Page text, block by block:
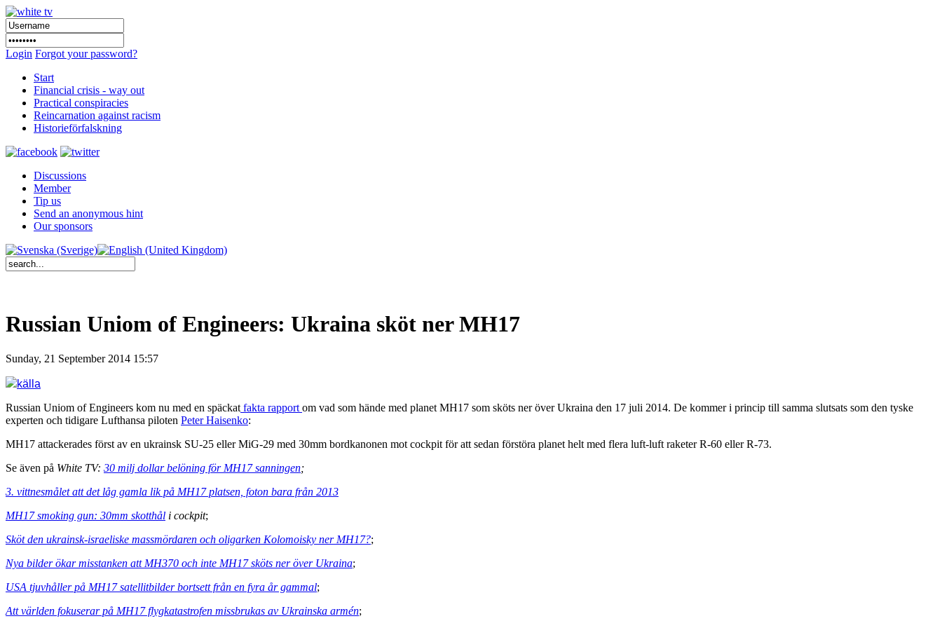
Login Forgot your password?
Start
Financial crisis - way out
Practical conspiracies
Reincarnation against racism
Historieförfalskning
Discussions
Member
Tip us
Send an anonymous hint
Our sponsors
Russian Uniom of Engineers: Ukraina sköt ner MH17
Sunday, 21 September 2014 15:57
källa
Russian Uniom of Engineers kom nu med en späckat fakta rapport om vad som hände med planet MH17 som sköts ner över Ukraina den 17 juli 2014. De kommer i princip till samma slutsats som den tyske
experten och tidigare Lufthansa piloten Peter Haisenko:
MH17 attackerades först av en ukrainsk SU-25 eller MiG-29 med 30mm bordkanonen mot cockpit för att sedan förstöra planet helt med flera luft-luft raketer R-60 eller R-73.
Se även på White TV: 30 milj dollar belöning för MH17 sanningen;
3. vittnesmålet att det låg gamla lik på MH17 platsen, foton bara från 2013
MH17 smoking gun: 30mm skotthål i cockpit;
Sköt den ukrainsk-israeliske massmördaren och oligarken Kolomoisky ner MH17?;
Nya bilder ökar misstanken att MH370 och inte MH17 sköts ner över Ukraina;
USA tjuvhåller på MH17 satellitbilder bortsett från en fyra år gammal;
Att världen fokuserar på MH17 flygkatastrofen missbrukas av Ukrainska armén;